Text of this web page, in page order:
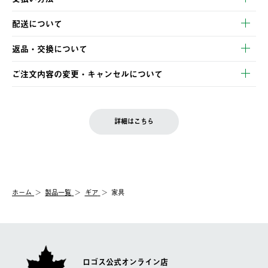
以下のいずれかの方法でお支払いいただけます。
・クレジットカード決済
・コンビニ決済
・Pay-easy決済
配送について
【発送スケジュール】
ご注文・ご入金完了より2営業日以内に商品を発送いたします。
土日祝の発送はございませんので、木曜日以降のご注文は週明け
の発送となる場合がございます。
【配送業者】
佐川急便にて配送されます。
返品・交換について
※お客様都合の場合
お客様都合の返品にかかる送料は、お客様ご負担とさせていただ
一度お手元の商品を返品いただき、ご希望商品を再注文してくだ
ご注文内容の変更・キャンセルについて
LOGOS FAMILY会員の方は、会員マイページ内 購入履歴画面に
詳細はこちら
ホーム 製品一覧 ギア 家具
ロゴス公式オンライン店